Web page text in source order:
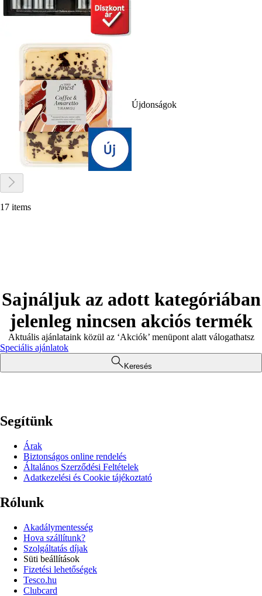
Újdonságok
17 items
Sajnáljuk az adott kategóriában
jelenleg nincsen akciós termék
Aktuális ajánlataink közül az ‘Akciók’ menüpont alatt válogathatsz
Speciális ajánlatok
Keresés
Segítünk
Árak
Biztonságos online rendelés
Általános Szerződési Feltételek
Adatkezelési és Cookie tájékoztató
Rólunk
Akadálymentesség
Hova szállítunk?
Szolgáltatás díjak
Süti beállítások
Fizetési lehetőségek
Tesco.hu
Clubcard